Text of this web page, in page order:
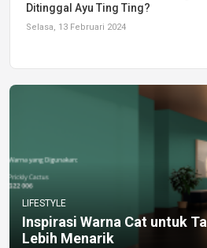
Ditinggal Ayu Ting Ting?
Selasa, 13 Februari 2024
LIFESTYLE
Inspirasi Warna Cat untuk
Lebih Menarik